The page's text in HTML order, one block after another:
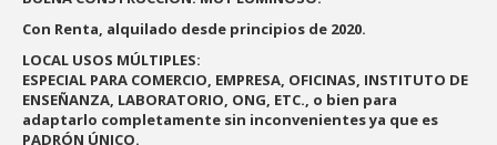
Con Renta, alquilado desde principios de 2020.
LOCAL USOS MÚLTIPLES:
ESPECIAL PARA COMERCIO, EMPRESA, OFICINAS, INSTITUTO DE
ENSEÑANZA, LABORATORIO, ONG, ETC., o bien para
adaptarlo completamente sin inconvenientes ya que es
PADRÓN ÚNICO.